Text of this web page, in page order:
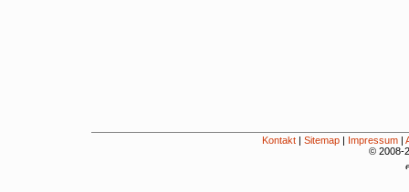
Kontakt | Sitemap | Impressum |
© 2008-